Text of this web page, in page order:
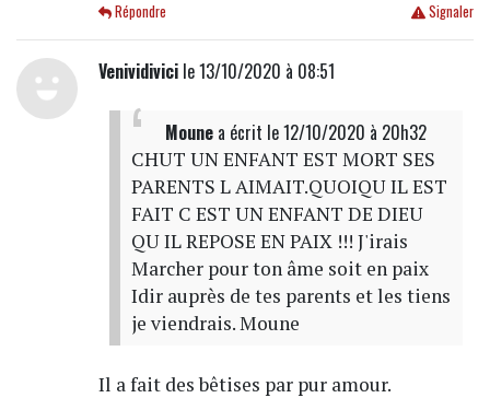
Signaler
Répondre
Venividivicile 13/10/2020 à 08:51
Mounea écrit le 12/10/2020 à 20h32
CHUT UN ENFANT EST MORT SES
PARENTS L AIMAIT.QUOIQU IL EST
FAIT C EST UN ENFANT DE DIEU
QU IL REPOSE EN PAIX !!! J'irais
Marcher pour ton âme soit en paix
Idir auprès de tes parents et les tiens
je viendrais. Moune
Il a fait des bêtises par pur amour.